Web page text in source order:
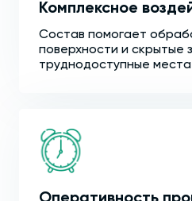
Комплексное
Состав помогает
поверхности и скрытые
труднодоступные